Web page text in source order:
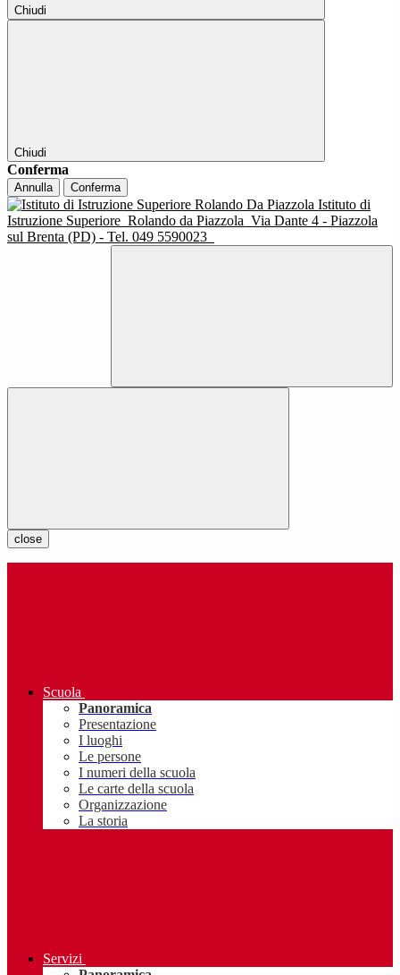
Chiudi
Chiudi
Conferma
Annulla Conferma
Istituto di
Istruzione Superiore Rolando da Piazzola Via Dante 4 - Piazzola
sul Brenta (PD) - Tel. 049 5590023
close
Scuola
Panoramica
Presentazione
I luoghi
Le persone
I numeri della scuola
Le carte della scuola
Organizzazione
La storia
Servizi